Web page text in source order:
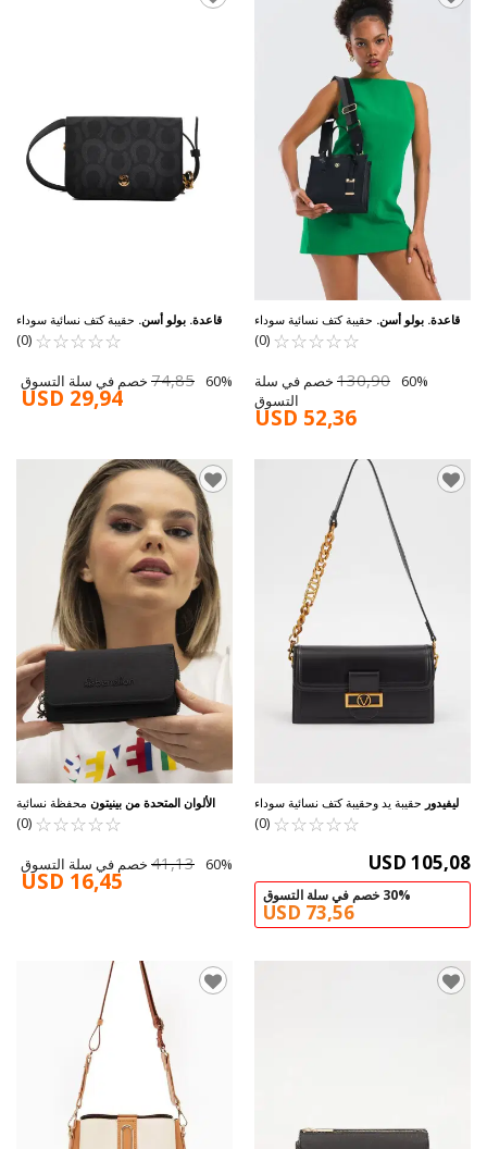
قاعدة. بولو أسن. حقيبة كتف نسائية سوداء
من يو إس بولو US24607
☆
☆
☆
☆
☆ ★
★
★
★
★
(0)
74,85 60% خصم في سلة التسوق
USD 29,94
قاعدة. بولو أسن. حقيبة كتف نسائية سوداء
US25139
☆
☆
☆
☆
☆ ★
★
★
★
★
(0)
130,90 60% خصم في سلة
التسوق
USD 52,36
الألوان المتحدة من بينيتون محفظة نسائية
سوداء BNT-1210 ☆
☆
☆
☆
☆ ★
★
★
★
★
(0)
41,13 60% خصم في سلة التسوق
USD 16,45
ليفيدور حقيبة يد وحقيبة كتف نسائية سوداء
930239
☆
☆
☆
☆
☆ ★
★
★
★
★
(0)
USD 105,08
30% خصم في سلة التسوق
USD 73,56